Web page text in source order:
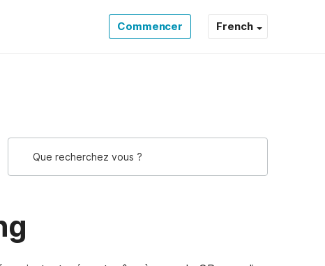
Commencer French